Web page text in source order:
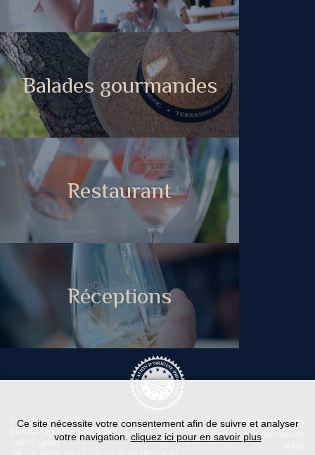
Balades gourmandes
Restaurant
Réceptions
Maison des Vins du Languedoc
Mas de Saporta - CS 30030
Mentions légales
Conditions Générales de
Ce site nécessite votre consentement afin de suivre et analyser
votre navigation. cliquez ici pour en savoir plus